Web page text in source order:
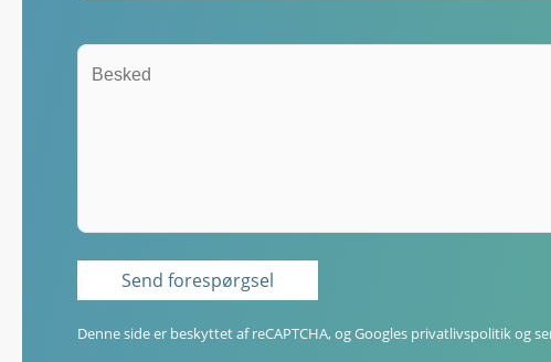
Denne side er beskyttet af reCAPTCHA, og Googles privatlivspolitikog